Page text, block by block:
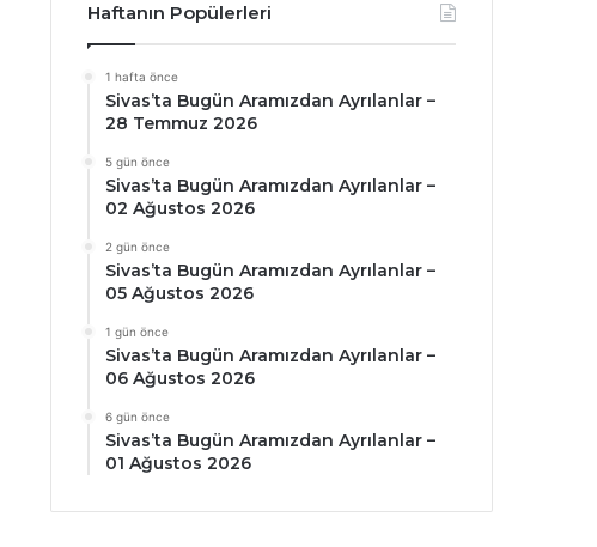
Haftanın Popülerleri
1 hafta önce
Sivas’ta Bugün Aramızdan Ayrılanlar –
28 Temmuz 2026
5 gün önce
Sivas’ta Bugün Aramızdan Ayrılanlar –
02 Ağustos 2026
2 gün önce
Sivas’ta Bugün Aramızdan Ayrılanlar –
05 Ağustos 2026
1 gün önce
Sivas’ta Bugün Aramızdan Ayrılanlar –
06 Ağustos 2026
6 gün önce
Sivas’ta Bugün Aramızdan Ayrılanlar –
01 Ağustos 2026